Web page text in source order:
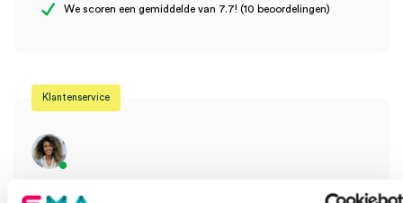
XHL (1)” te beoordelen
We scoren een gemiddelde van 7.7! (10 beoordelingen)
Klantenservice
Heb je een vraag?